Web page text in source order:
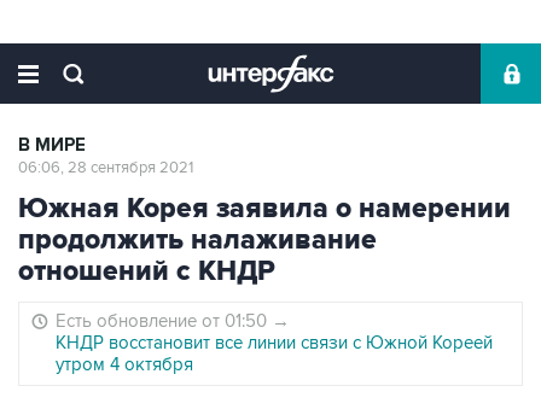
В МИРЕ
06:06, 28 сентября 2021
Южная Корея заявила о намерении
продолжить налаживание
отношений с КНДР
Есть обновление от 01:50 →
КНДР восстановит все линии связи с Южной Кореей
утром 4 октября